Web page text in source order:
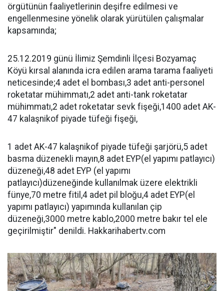
örgütünün faaliyetlerinin deşifre edilmesi ve
engellenmesine yönelik olarak yürütülen çalışmalar
kapsamında;
25.12.2019 günü İlimiz Şemdinli İlçesi Bozyamaç
Köyü kırsal alanında icra edilen arama tarama faaliyeti
neticesinde;4 adet el bombası,3 adet anti-personel
roketatar mühimmatı,2 adet anti-tank roketatar
mühimmatı,2 adet roketatar sevk fişeği,1400 adet AK-
47 kalaşnikof piyade tüfeği fişeği,
1 adet AK-47 kalaşnikof piyade tüfeği şarjörü,5 adet
basma düzenekli mayın,8 adet EYP(el yapımı patlayıcı)
düzeneği,48 adet EYP (el yapımı
patlayıcı)düzeneğinde kullanılmak üzere elektrikli
fünye,70 metre fitil,4 adet pil bloğu,4 adet EYP(el
yapımı patlayıcı) yapımında kullanılan çip
düzeneği,3000 metre kablo,2000 metre bakır tel ele
geçirilmiştir" denildi. Hakkarihabertv.com